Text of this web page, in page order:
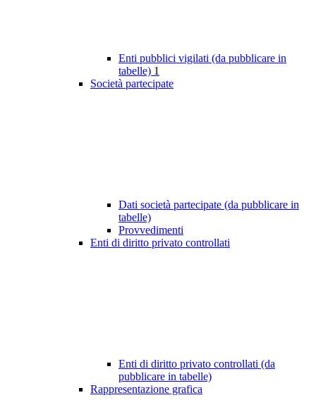
Enti pubblici vigilati (da pubblicare in
tabelle) 1
Società partecipate
Dati società partecipate (da pubblicare in
tabelle)
Provvedimenti
Enti di diritto privato controllati
Enti di diritto privato controllati (da
pubblicare in tabelle)
Rappresentazione grafica